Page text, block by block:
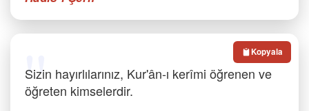
Sizin hayırlılarınız, Kur'ân-ı kerîmi öğrenen ve
öğreten kimselerdir.
Kopyala